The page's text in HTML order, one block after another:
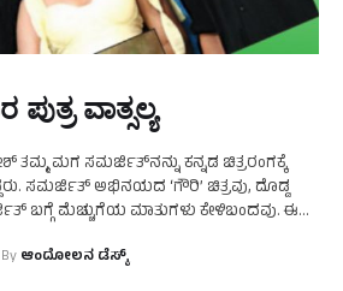
ವಾತ್ಸಲ್ಯ
ತಮ್ಮ ಮಗ ಸಮರ್ಜಿತ್‌ನನ್ನು ಕನ್ನಡ ಚಿತ್ರರಂಗಕ್ಕೆ
ಸಮರ್ಜಿತ್ ಅಭಿನಯದ ‘ಗೌರಿ’ ಚಿತ್ರವು, ದೊಡ್ಡ
ಬಗ್ಗೆ ಮೆಚ್ಚುಗೆಯ ಮಾತುಗಳು ಕೇಳಿಬಂದವು. ಈಗ
By ಆಂದೋಲನ ಡೆಸ್ಕ್